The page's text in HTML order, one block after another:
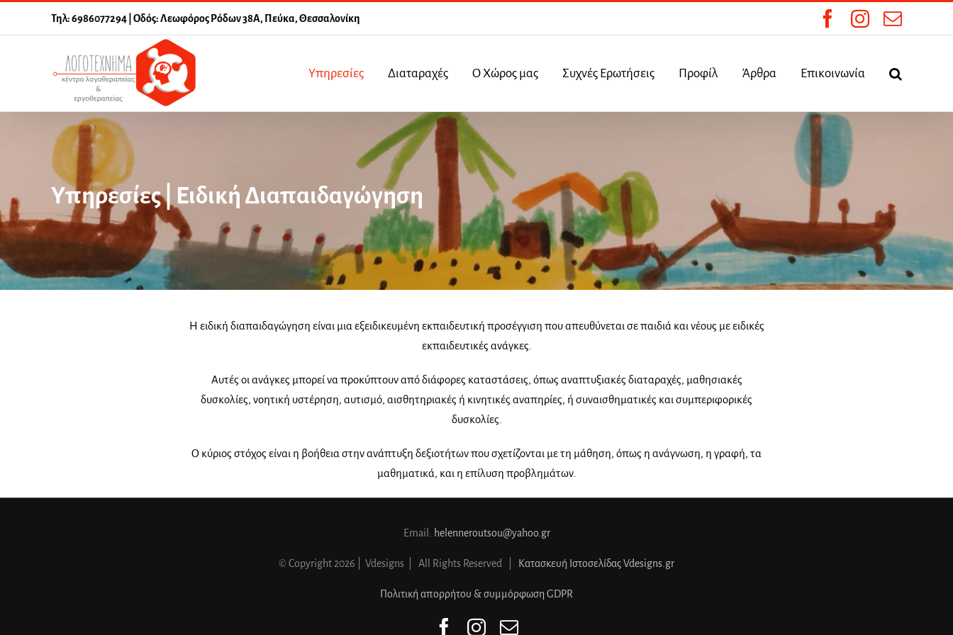
Τηλ: 6986077294 | Οδός: Λεωφόρος Ρόδων 38Α, Πεύκα, Θεσσαλονίκη Facebook
Instagram
Email
Υπηρεσίες Διαταραχές Ο Χώρος μας Συχνές Ερωτήσεις Προφίλ Άρθρα Επικοινωνία
Υπηρεσίες | Ειδική Διαπαιδαγώγηση
Η ειδική διαπαιδαγώγηση είναι μια εξειδικευμένη εκπαιδευτική προσέγγιση που απευθύνεται σε παιδιά και νέους με ειδικές
εκπαιδευτικές ανάγκες.
Αυτές οι ανάγκες μπορείνα προκύπτουν από διάφορες καταστάσεις, όπως αναπτυξιακές διαταραχές, μαθησιακές
δυσκολίες, νοητική υστέρηση, αυτισμό, αισθητηριακές ή κινητικές αναπηρίες, ή συναισθηματικές και συμπεριφορικές
δυσκολίες.
Ο κύριος στόχος είναι η βοήθεια στηνανάπτυξη δεξιοτήτων που σχετίζονται με τη μάθηση, όπως η ανάγνωση, η γραφή, τα
μαθηματικά, και η επίλυση προβλημάτων.
Email: helenneroutsou@yahoo.gr
© Copyright 2026 | Vdesigns | All Rights Reserved | Κατασκευή Ιστοσελίδας Vdesigns.gr
Πολιτική απορρήτου & συμμόρφωση GDPR
Facebook
Instagram
Email